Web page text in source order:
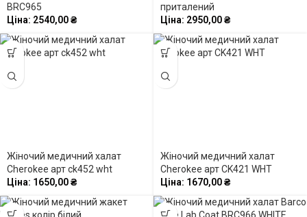
BRC965
Ціна: 2540,00₴
приталений
Ціна: 2950,00₴
Жіночий медичний халат
Cherokee арт ck452 wht
Ціна: 1650,00₴
Жіночий медичний халат
Cherokee арт CK421 WHT
Ціна: 1670,00₴